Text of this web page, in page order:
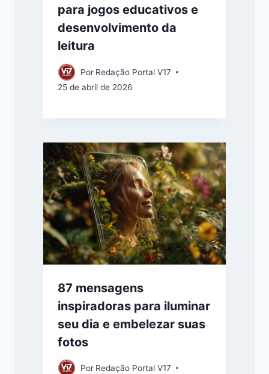
para jogos educativos e
desenvolvimento da
leitura
Por Redação Portal V17
25 de abril de 2026
87 mensagens
inspiradoras para iluminar
seu dia e embelezar suas
fotos
Por Redação Portal V17